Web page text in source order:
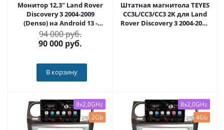
Монитор 12,3" Land Rover
Discovery 3 2004-2009
(Denso) на Android 13 -
Radiola RDL-6710
94 000 руб.
90 000 руб.
В корзину
Штатная магнитола TEYES
CC3L/CC3/CC3 2K для Land
Rover Discovery 3 2004-2009
8x2,0GHz
2Gb
8x2,0GHz
4Gb